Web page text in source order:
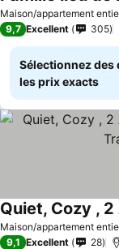
Maison/appartement
9,7 Excellent 305
Sélectionnez des
les prix exacts
Maison/appartement
9,1 Excellent 28